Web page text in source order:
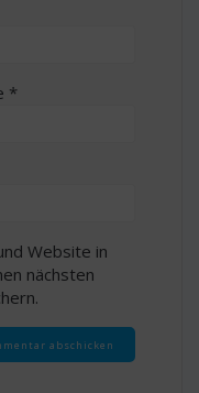
*
Website in
nächsten